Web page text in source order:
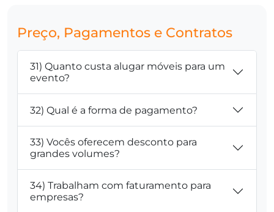
Preço, Pagamentos e Contratos
31) Quanto custa alugar móveis para um
evento?
32) Qual é a forma de pagamento?
33) Vocês oferecem desconto para
grandes volumes?
34) Trabalham com faturamento para
empresas?